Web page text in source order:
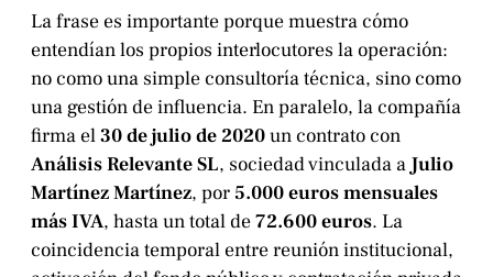
La frase es importante porque muestra cómo
entendían los propios interlocutores la operación:
no como una simple consultoría técnica, sino como
una gestión de influencia. En paralelo, la compañía
firma el30 de julio de 2020un contrato con
Análisis Relevante SL, sociedad vinculada a Julio
Martínez Martínez, por 5.000 euros mensuales
más IVA, hasta un total de72.600 euros. La
coincidencia temporal entre reunión institucional,